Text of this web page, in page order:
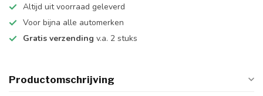
Altijd uit voorraad geleverd
Voor bijna alle automerken
Gratis verzending v.a. 2 stuks
Productomschrijving